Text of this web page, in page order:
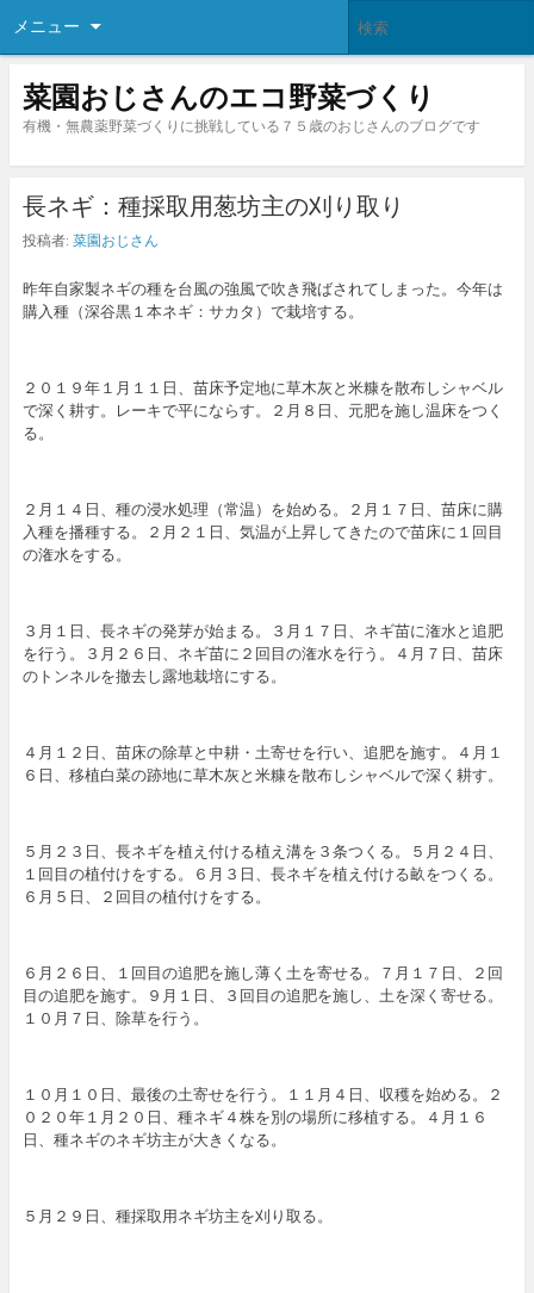
メニュー
菜園おじさんのエコ野菜づくり
有機・無農薬野菜づくりに挑戦している７５歳のおじさんのブログです
長ネギ：種採取用葱坊主の刈り取り
投稿者: 菜園おじさん
昨年自家製ネギの種を台風の強風で吹き飛ばされてしまった。今年は
購入種（深谷黒１本ネギ：サカタ）で栽培する。
２０１９年１月１１日、苗床予定地に草木灰と米糠を散布しシャベル
で深く耕す。レーキで平にならす。２月８日、元肥を施し温床をつく
る。
２月１４日、種の浸水処理（常温）を始める。２月１７日、苗床に購
入種を播種する。２月２１日、気温が上昇してきたので苗床に１回目
の潅水をする。
３月１日、長ネギの発芽が始まる。３月１７日、ネギ苗に潅水と追肥
を行う。３月２６日、ネギ苗に２回目の潅水を行う。４月７日、苗床
のトンネルを撤去し露地栽培にする。
４月１２日、苗床の除草と中耕・土寄せを行い、追肥を施す。４月１
６日、移植白菜の跡地に草木灰と米糠を散布しシャベルで深く耕す。
５月２３日、長ネギを植え付ける植え溝を３条つくる。５月２４日、
１回目の植付けをする。６月３日、長ネギを植え付ける畝をつくる。
６月５日、２回目の植付けをする。
６月２６日、１回目の追肥を施し薄く土を寄せる。７月１７日、２回
目の追肥を施す。９月１日、３回目の追肥を施し、土を深く寄せる。
１０月７日、除草を行う。
１０月１０日、最後の土寄せを行う。１１月４日、収穫を始める。２
０２０年１月２０日、種ネギ４株を別の場所に移植する。４月１６
日、種ネギのネギ坊主が大きくなる。
５月２９日、種採取用ネギ坊主を刈り取る。